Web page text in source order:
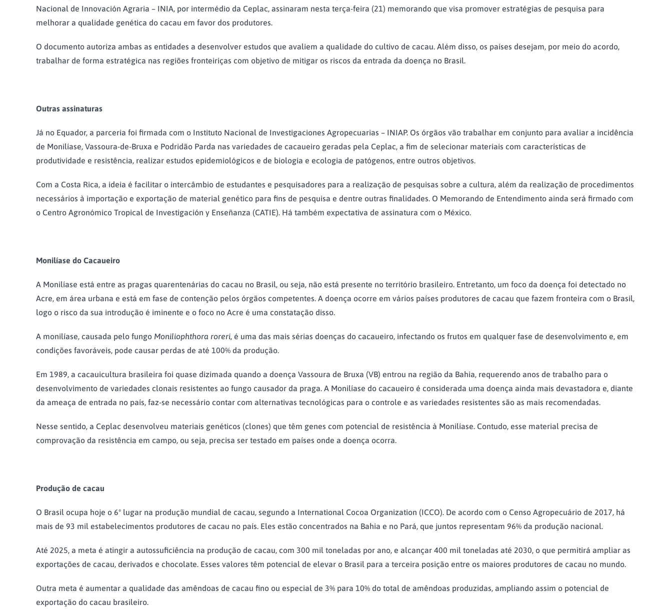
Nacional de Innovación Agraria – INIA, por intermédio da Ceplac, assinaram nesta terça-feira (21) memorando que visa promover estratégias de pesquisa para
melhorar a qualidade genética do cacau em favor dos produtores.
O documento autoriza ambas as entidades a desenvolver estudos que avaliem a qualidade do cultivo de cacau. Além disso, os países desejam, por meio do acordo,
trabalhar de forma estratégica nas regiões fronteiriças com objetivo de mitigar os riscos da entrada da doença no Brasil.
Outras assinaturas
Já no Equador, a parceria foi firmada com o Instituto Nacional de Investigaciones Agropecuarias – INIAP. Os órgãos vão trabalhar em conjunto para avaliar a incidência
de Monilíase, Vassoura-de-Bruxa e Podridão Parda nas variedades de cacaueiro geradas pela Ceplac, a fim de selecionar materiais com características de
produtividade e resistência, realizar estudos epidemiológicos e de biologia e ecologia de patógenos, entre outros objetivos.
Com a Costa Rica, a ideia é facilitar o intercâmbio de estudantes e pesquisadores para a realização de pesquisas sobre a cultura, além da realização de procedimentos
necessários à importação e exportação de material genético para fins de pesquisa e dentre outras finalidades. O Memorando de Entendimento ainda será firmado com
o Centro Agronómico Tropical de Investigación y Enseñanza (CATIE). Há também expectativa de assinatura com o México.
Monilíase do Cacaueiro
A Monilíase está entre as pragas quarentenárias do cacau no Brasil, ou seja, não está presente no território brasileiro. Entretanto, um foco da doença foi detectado no
Acre, em área urbana e está em fase de contenção pelos órgãos competentes. A doença ocorre em vários países produtores de cacau que fazem fronteira com o Brasil,
logo o risco da sua introdução é iminente e o foco no Acre é uma constatação disso.
A monilíase, causada pelo fungo Moniliophthora roreri, é uma das mais sérias doenças do cacaueiro, infectando os frutos em qualquer fase de desenvolvimento e, em
condições favoráveis, pode causar perdas de até 100% da produção.
Em 1989, a cacauicultura brasileira foi quase dizimada quando a doença Vassoura de Bruxa (VB) entrou na região da Bahia, requerendo anos de trabalho para o
desenvolvimento de variedades clonais resistentes ao fungo causador da praga. A Monilíase do cacaueiro é considerada uma doença ainda mais devastadora e, diante
da ameaça de entrada no país, faz-se necessário contar com alternativas tecnológicas para o controle e as variedades resistentes são as mais recomendadas.
Nesse sentido, a Ceplac desenvolveu materiais genéticos (clones) que têm genes com potencial de resistência à Monilíase. Contudo, esse material precisa de
comprovação da resistência em campo, ou seja, precisa ser testado em países onde a doença ocorra.
Produção de cacau
O Brasil ocupa hoje o 6º lugar na produção mundial de cacau, segundo a International Cocoa Organization (ICCO). De acordo com o Censo Agropecuário de 2017, há
mais de 93 mil estabelecimentos produtores de cacau no país. Eles estão concentrados na Bahia e no Pará, que juntos representam 96% da produção nacional.
Até 2025, a meta é atingir a autossuficiência na produção de cacau, com 300 mil toneladas por ano, e alcançar 400 mil toneladas até 2030, o que permitirá ampliar as
exportações de cacau, derivados e chocolate. Esses valores têm potencial de elevar o Brasil para a terceira posição entre os maiores produtores de cacau no mundo.
Outra meta é aumentar a qualidade das amêndoas de cacau fino ou especial de 3% para 10% do total de amêndoas produzidas, ampliando assim o potencial de
exportação do cacau brasileiro.